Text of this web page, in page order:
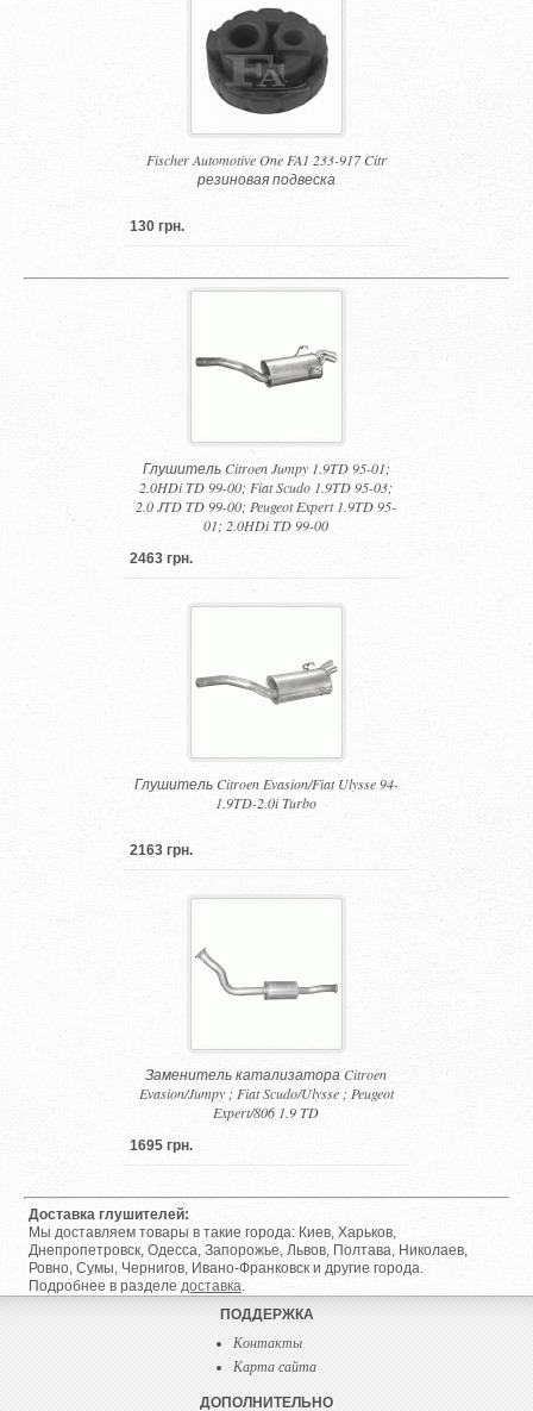
Fischer Automotive One FA1 233-917 Citr
резиновая подвеска
130 грн.
Глушитель Citroen Jumpy 1.9TD 95-01;
2.0HDi TD 99-00; Fiat Scudo 1.9TD 95-03;
2.0 JTD TD 99-00; Peugeot Expert 1.9TD 95-
01; 2.0HDi TD 99-00
2463 грн.
Глушитель Citroen Evasion/Fiat Ulysse 94-
1.9TD-2.0i Turbo
2163 грн.
Заменитель катализатора Citroen
Evasion/Jumpy ; Fiat Scudo/Ulysse ; Peugeot
Expert/806 1.9 TD
1695 грн.
Доставка глушителей:
Мы доставляем товары в такие города: Киев, Харьков,
Днепропетровск, Одесса, Запорожье, Львов, Полтава, Николаев,
Ровно, Сумы, Чернигов, Ивано-Франковск и другие города.
Подробнее в разделедоставка.
ПОДДЕРЖКА
Контакты
Карта сайта
ДОПОЛНИТЕЛЬНО